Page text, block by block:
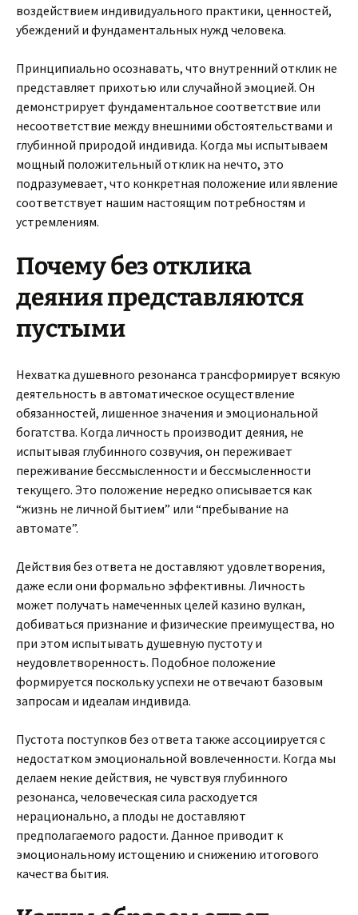
воздействием индивидуального практики, ценностей,
убеждений и фундаментальных нужд человека.
Принципиально осознавать, что внутренний отклик не
представляет прихотью или случайной эмоцией. Он
демонстрирует фундаментальное соответствие или
несоответствие между внешними обстоятельствами и
глубинной природой индивида. Когда мы испытываем
мощный положительный отклик на нечто, это
подразумевает, что конкретная положение или явление
соответствует нашим настоящим потребностям и
устремлениям.
Почему без отклика
деяния представляются
пустыми
Нехватка душевного резонанса трансформирует всякую
деятельность в автоматическое осуществление
обязанностей, лишенное значения и эмоциональной
богатства. Когда личность производит деяния, не
испытывая глубинного созвучия, он переживает
переживание бессмысленности и бессмысленности
текущего. Это положение нередко описывается как
“жизнь не личной бытием” или “пребывание на
автомате”.
Действия без ответа не доставляют удовлетворения,
даже если они формально эффективны. Личность
может получать намеченных целей казино вулкан,
добиваться признание и физические преимущества, но
при этом испытывать душевную пустоту и
неудовлетворенность. Подобное положение
формируется поскольку успехи не отвечают базовым
запросам и идеалам индивида.
Пустота поступков без ответа также ассоциируется с
недостатком эмоциональной вовлеченности. Когда мы
делаем некие действия, не чувствуя глубинного
резонанса, человеческая сила расходуется
нерационально, а плоды не доставляют
предполагаемого радости. Данное приводит к
эмоциональному истощению и снижению итогового
качества бытия.